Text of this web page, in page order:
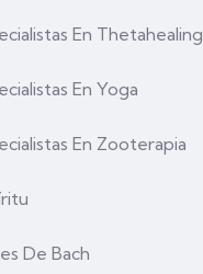
En Thetahealing
En Yoga
En Zooterapia
De Bach